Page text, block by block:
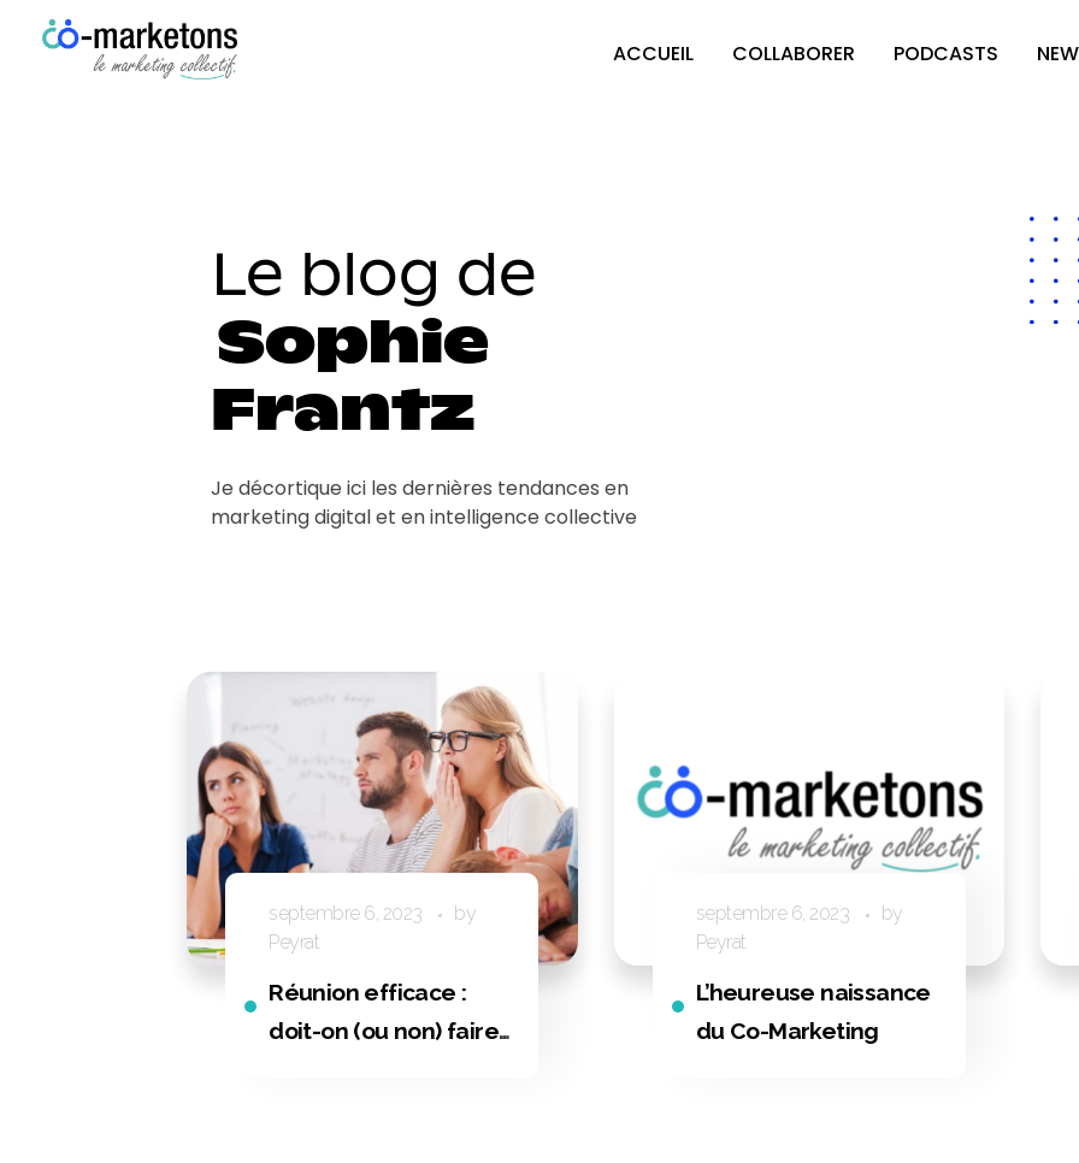
ACCUEIL COLLABORER PODCASTS
Le blog de
Sophie
Frantz
Je décortique ici les dernières tendances en
marketing digital et en intelligence collective
septembre 6, 2023
by
Peyrat
Réunion efficace :
doit-on (ou non) faire
septembre 6, 2023
by
Peyrat
L’heureuse naissance
du Co-Marketing